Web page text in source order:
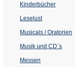
Kinderbücher
Leselust
Musicals / Oratorien
Musik und CD´s
Messen